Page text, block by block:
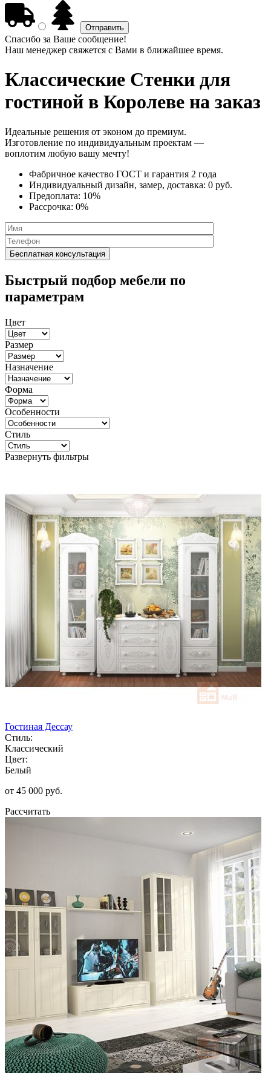
Спасибо за Ваше сообщение!
Наш менеджер свяжется с Вами в ближайшее время.
Классические Стенки для
гостиной в Королеве на заказ
Идеальные решения от эконом до премиум.
Изготовление по индивидуальным проектам —
воплотим любую вашу мечту!
Фабричное качество ГОСТ и гарантия 2 года
Индивидуальный дизайн, замер, доставка: 0 руб.
Предоплата: 10%
Рассрочка: 0%
Быстрый подбор мебели по
параметрам
Цвет
Размер
Назначение
Форма
Особенности
Стиль
Развернуть фильтры
Гостиная Дессау
Стиль:
Классический
Цвет:
Белый
от 45 000 руб.
Рассчитать